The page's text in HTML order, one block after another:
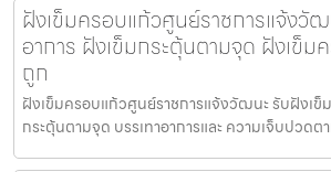
ฝังเข็มครอบแก้วศูนย์ราชการแจ้งวั
อาการ ฝังเข็มกระตุ้นตามจุด ฝังเข็ม
ถูก
ฝังเข็มครอบแก้วศูนย์ราชการแจ้งวัฒนะ รับฝังเข็
กระตุ้นตามจุด บรรเทาอาการและ ความเจ็บปวดต